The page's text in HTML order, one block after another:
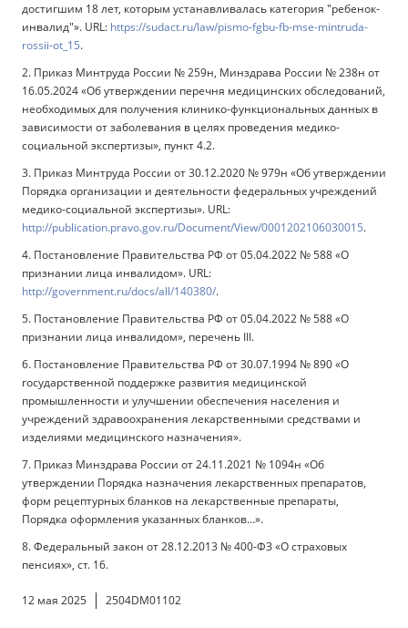
достигшим 18 лет, которым устанавливалась категория "ребенок-
инвалид"». URL: https://sudact.ru/law/pismo-fgbu-fb-mse-mintruda-
rossii-ot_15.
2. Приказ Минтруда России № 259н, Минздрава России № 238н от
16.05.2024 «Об утверждении перечня медицинских обследований,
необходимых для получения клинико-функциональных данных в
зависимости от заболевания в целях проведения медико-
социальной экспертизы», пункт 4.2.
3. Приказ Минтруда России от 30.12.2020 № 979н «Об утверждении
Порядка организации и деятельности федеральных учреждений
медико-социальной экспертизы». URL:
http://publication.pravo.gov.ru/Document/View/0001202106030015.
4. Постановление Правительства РФ от 05.04.2022 № 588 «О
признании лица инвалидом». URL:
http://government.ru/docs/all/140380/.
5. Постановление Правительства РФ от 05.04.2022 № 588 «О
признании лица инвалидом», перечень III.
6. Постановление Правительства РФ от 30.07.1994 № 890 «О
государственной поддержке развития медицинской
промышленности и улучшении обеспечения населения и
учреждений здравоохранения лекарственными средствами и
изделиями медицинского назначения».
7. Приказ Минздрава России от 24.11.2021 № 1094н «Об
утверждении Порядка назначения лекарственных препаратов,
форм рецептурных бланков на лекарственные препараты,
Порядка оформления указанных бланков…».
8. Федеральный закон от 28.12.2013 № 400-ФЗ «О страховых
пенсиях», ст. 16.
12 мая 2025 2504DM01102